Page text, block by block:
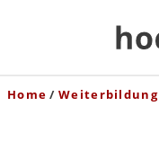
Home Weiterbildung